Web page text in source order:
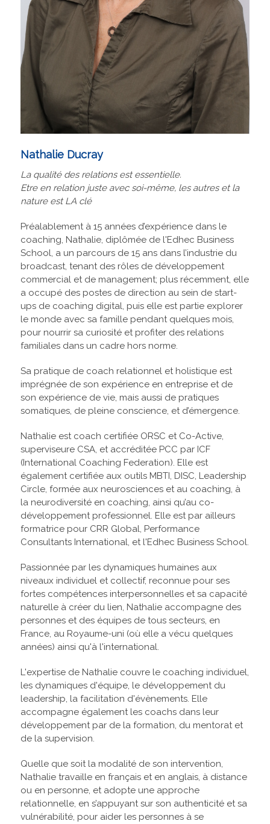
Nathalie Ducray
La qualité des relations est essentielle.
Etre en relation juste avec soi-même, les autres et la
nature est LA clé
Préalablement à 15 années d’expérience dans le
coaching, Nathalie, diplômée de l'Edhec Business
School, a un parcours de 15 ans dans l’industrie du
broadcast, tenant des rôles de développement
commercial et de management; plus récemment, elle
a occupé des postes de direction au sein de start-
ups de coaching digital, puis elle est partie explorer
le monde avec sa famille pendant quelques mois,
pour nourrir sa curiosité et profiter des relations
familiales dans un cadre hors norme.
Sa pratique de coach relationnel et holistique est
imprégnée de son expérience en entreprise et de
son expérience de vie, mais aussi de pratiques
somatiques, de pleine conscience, et d’émergence.
Nathalie est coach certifiée ORSC et Co-Active,
superviseure CSA, et accréditée PCC par ICF
(International Coaching Federation). Elle est
également certifiée aux outils MBTI, DISC, Leadership
Circle, formée aux neurosciences et au coaching, à
la neurodiversité en coaching, ainsi qu’au co-
développement professionnel. Elle est par ailleurs
formatrice pour CRR Global, Performance
Consultants International, et l'Edhec Business School.
Passionnée par les dynamiques humaines aux
niveaux individuel et collectif, reconnue pour ses
fortes compétences interpersonnelles et sa capacité
naturelle à créer du lien, Nathalie accompagne des
personnes et des équipes de tous secteurs, en
France, au Royaume-uni (où elle a vécu quelques
années) ainsi qu'à l'international.
L'expertise de Nathalie couvre le coaching individuel,
les dynamiques d'équipe, le développement du
leadership, la facilitation d'évènements. Elle
accompagne également les coachs dans leur
développement par de la formation, du mentorat et
de la supervision.
Quelle que soit la modalité de son intervention,
Nathalie travaille en français et en anglais, à distance
ou en personne, et adopte une approche
relationnelle, en s’appuyant sur son authenticité et sa
vulnérabilité, pour aider les personnes à se